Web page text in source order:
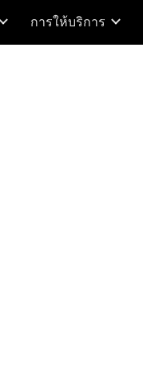
การให้บริการ